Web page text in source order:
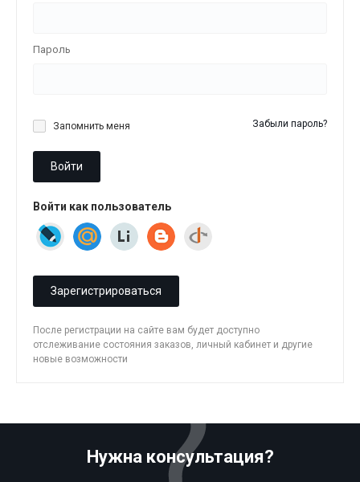
Пароль
Запомнить меня Забыли пароль?
Войти
Войти как пользователь
Зарегистрироваться
После регистрации на сайте вам будет доступно
отслеживание состояния заказов, личный кабинет и другие
новые возможности
Нужна консультация?